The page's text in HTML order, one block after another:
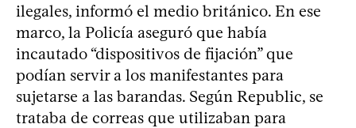
ilegales, informó el medio británico. En ese
marco, la Policía aseguró que había
incautado “dispositivos de fijación” que
podían servir a los manifestantes para
sujetarse a las barandas. Según Republic, se
trataba de correas que utilizaban para